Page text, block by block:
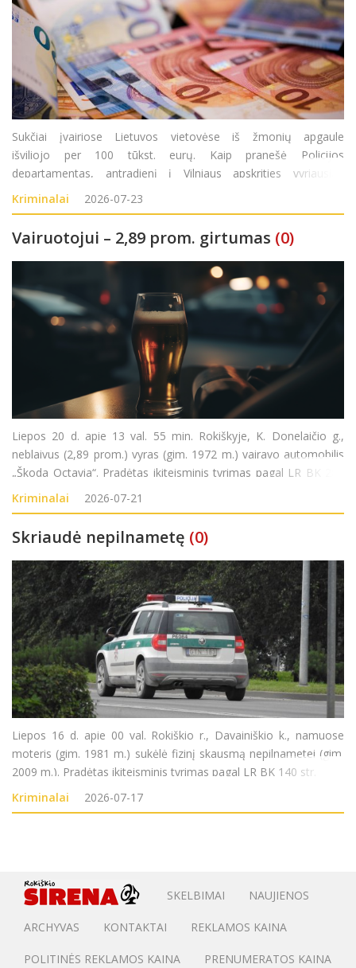
Sukčiai įvairiose Lietuvos vietovėse iš žmonių apgaule
išviliojo per 100 tūkst. eurų. Kaip pranešė Policijos
departamentas, antradienį į Vilniaus apskrities vyriausiąjį
policijos komisariatą (AVPK) kreipėsi 1950 metais gimusi
moteris. Ji pranešė, kad pirmadienį
Kriminalai 2026-07-23
Vairuotojui – 2,89 prom. girtumas (0)
Liepos 20 d. apie 13 val. 55 min. Rokiškyje, K. Donelaičio g.,
neblaivus (2,89 prom.) vyras (gim. 1972 m.) vairavo automobilis
„Škoda Octavia“. Pradėtas ikiteisminis tyrimas pagal LR BK 281
str. (Kelių transporto eismo saugumo ar transporto priemonių
eksploatavimo taisykli
Kriminalai 2026-07-21
Skriaudė nepilnametę (0)
Liepos 16 d. apie 00 val. Rokiškio r., Davainiškio k., namuose
moteris (gim. 1981 m.) sukėlė fizinį skausmą nepilnametei (gim.
2009 m.). Pradėtas ikiteisminis tyrimas pagal LR BK 140 str.
Kriminalai
2026-07-17
SKELBIMAI NAUJIENOS
ARCHYVAS KONTAKTAI REKLAMOS KAINA
POLITINĖS REKLAMOS KAINA PRENUMERATOS KAINA